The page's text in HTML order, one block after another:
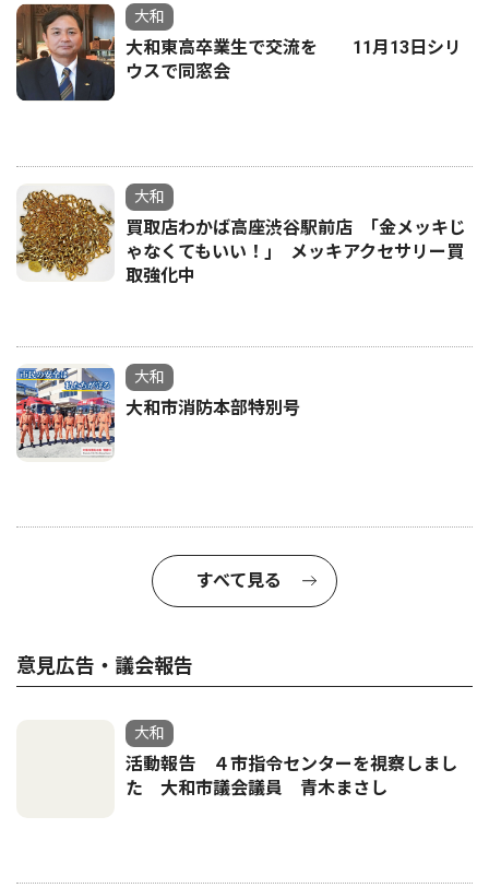
大和
大和東高卒業生で交流を 11月13日シリ
ウスで同窓会
大和
買取店わかば高座渋谷駅前店 ｢金メッキじ
ゃなくてもいい！｣ メッキアクセサリー買
取強化中
大和
大和市消防本部特別号
すべて見る
意見広告・議会報告
大和
活動報告 ４市指令センターを視察しまし
た 大和市議会議員 青木まさし